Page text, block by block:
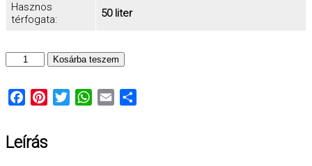
Hasznos
térfogata:
50 liter
VARIO
hulladékgyűjtő
Kosárba teszem
FacebookPinterestTwitterWhatsApp
Email
Leírás